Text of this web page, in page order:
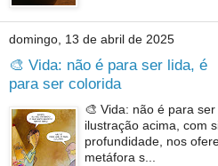
domingo, 13 de abril de 2025
🎨 Vida: não é para ser lida, é
para ser colorida
🎨 Vida: não é para
ilustração acima, com
profundidade, nos
metáfora s...